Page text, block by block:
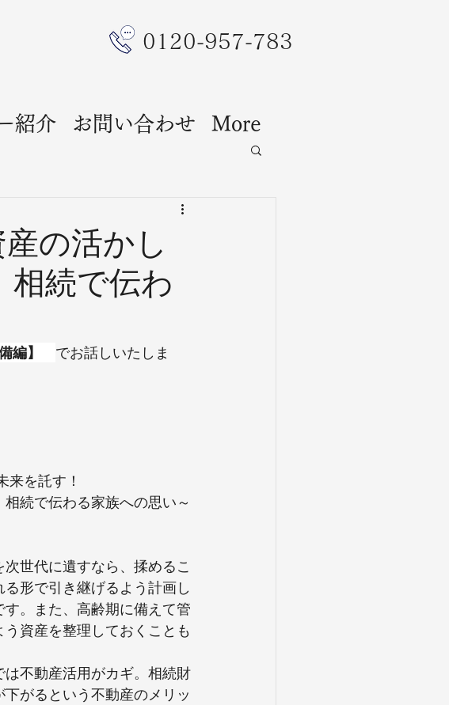
​0120-957-783
紹介 お問い合わせ More
の活かし
相続で伝わ
編】 でお話しいたしま
来を託す！
わる家族への思い～
次世代に遺すなら、揉めるこ
る形で引き継げるよう計画し
す。また、高齢期に備えて管
資産を整理しておくことも
は不動産活用がカギ。相続財
がるという不動産のメリッ